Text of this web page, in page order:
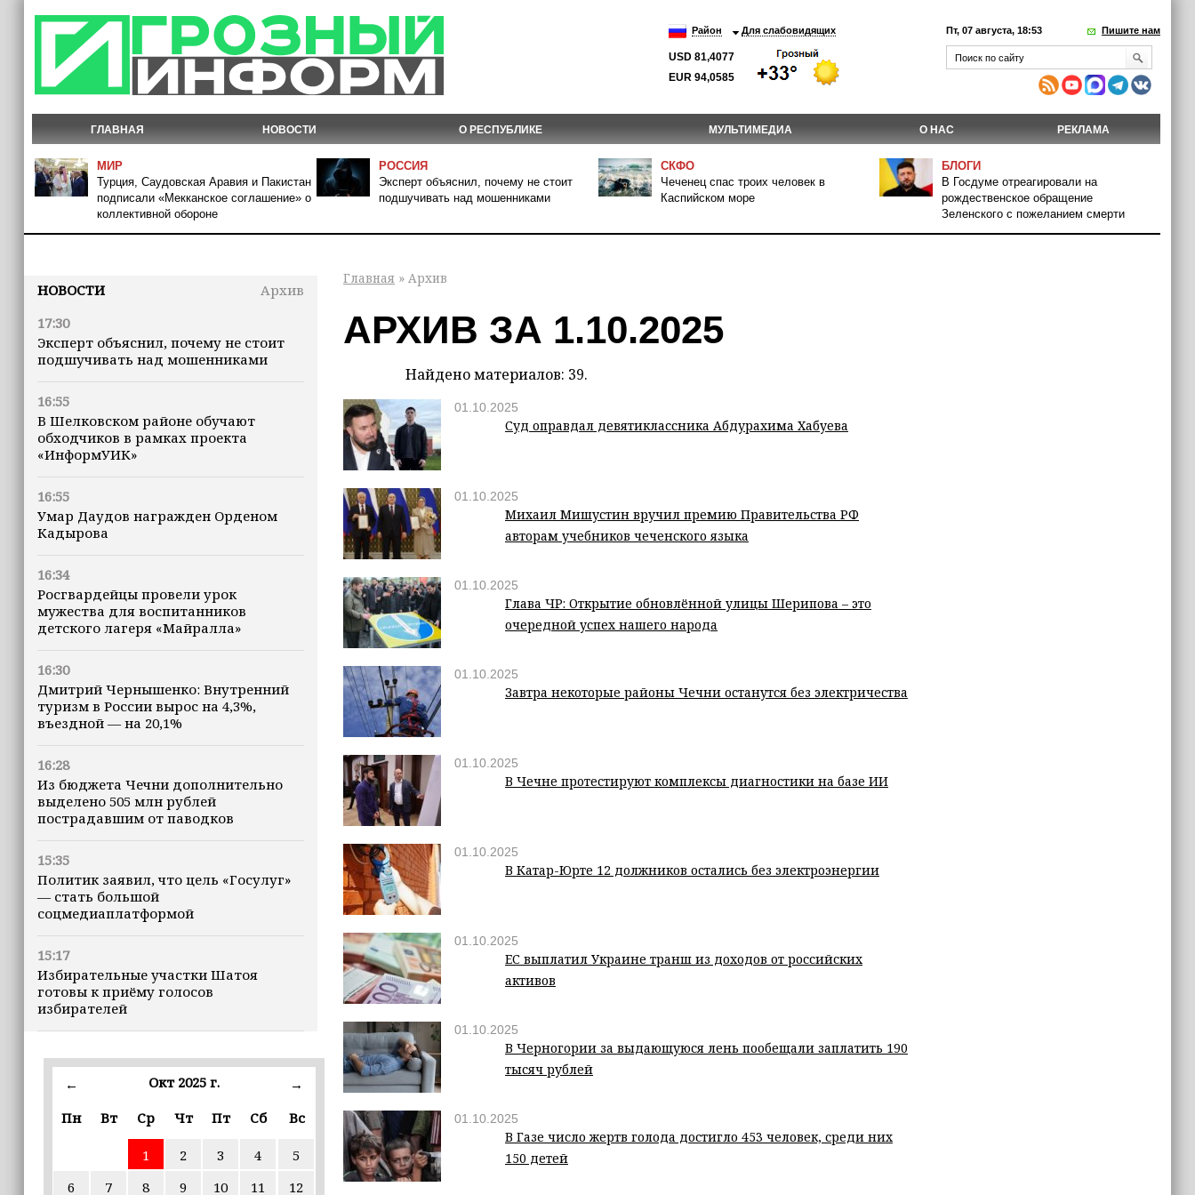
Район Для слабовидящих
USD 81,4077
EUR 94,0585
Пт, 07 августа, 18:53 Пишите нам
ГЛАВНАЯ НОВОСТИ О РЕСПУБЛИКЕ МУЛЬТИМЕДИА О НАС РЕКЛАМА
МИР
Турция, Саудовская Аравия и Пакистан
подписали «Мекканское соглашение» о
коллективной обороне
РОССИЯ
Эксперт объяснил, почему не стоит
подшучивать над мошенниками
СКФО
Чеченец спас троих человек в
Каспийском море
БЛОГИ
В Госдуме отреагировали на
рождественское обращение
Зеленского с пожеланием смерти
НОВОСТИ
Архив
17:30
Эксперт объяснил, почему не стоит
подшучивать над мошенниками
16:55
В Шелковском районе обучают
обходчиков в рамках проекта
«ИнформУИК»
16:55
Умар Даудов награжден Орденом
Кадырова
16:34
Росгвардейцы провели урок
мужества для воспитанников
детского лагеря «Майралла»
16:30
Дмитрий Чернышенко: Внутренний
туризм в России вырос на 4,3%,
въездной — на 20,1%
16:28
Из бюджета Чечни дополнительно
выделено 505 млн рублей
пострадавшим от паводков
15:35
Политик заявил, что цель «Госулуг»
— стать большой
соцмедиаплатформой
15:17
Избирательные участки Шатоя
готовы к приёму голосов
избирателей
Турция, Саудовская Аравия и
Пакистан подписали «Мекканское
Кадыров: сдача в плен становится
для многих военнослужащих ВСУ
← Окт 2025 г.
→
Пн
Вт Ср Чт Пт Сб Вс
1 2 3 4
5
6
7 8 9 10 11 12
Главная » Архив
АРХИВ ЗА 1.10.2025
Найдено материалов: 39.
01.10.2025
Суд оправдал девятиклассника Абдурахима Хабуева
01.10.2025
Михаил Мишустин вручил премию Правительства РФ
авторам учебников чеченского языка
01.10.2025
Глава ЧР: Открытие обновлённой улицы Шерипова – это
очередной успех нашего народа
01.10.2025
Завтра некоторые районы Чечни останутся без электричества
01.10.2025
В Чечне протестируют комплексы диагностики на базе ИИ
01.10.2025
В Катар-Юрте 12 должников остались без электроэнергии
01.10.2025
ЕС выплатил Украине транш из доходов от российских
активов
01.10.2025
В Черногории за выдающуюся лень пообещали заплатить 190
тысяч рублей
01.10.2025
В Газе число жертв голода достигло 453 человек, среди них
150 детей